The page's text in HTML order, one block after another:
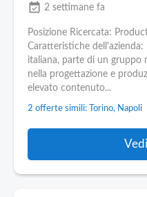
event_available 2 settimane fa
Posizione Ricercata:
Caratteristiche
italiana, parte di un gruppo
nella progettazione e
elevato contenuto...
2 offerte simili: Torino, Napoli